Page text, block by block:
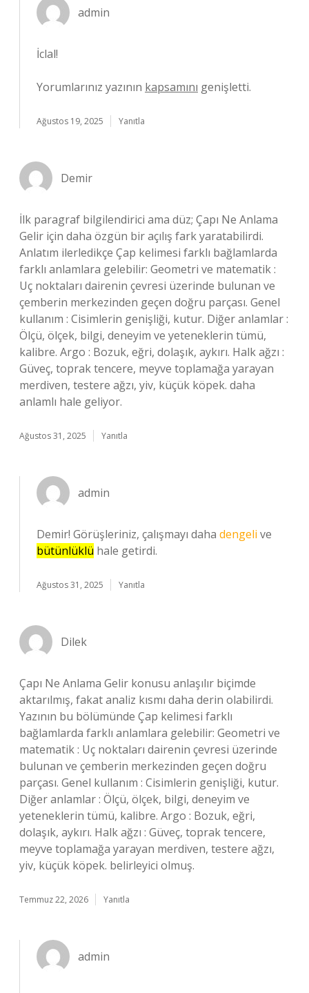
admin
İclal!
Yorumlarınız yazının kapsamını genişletti.
Ağustos 19, 2025 Yanıtla
Demir
İlk paragraf bilgilendirici ama düz; Çapı Ne Anlama
Gelir için daha özgün bir açılış fark yaratabilirdi.
Anlatım ilerledikçe Çap kelimesi farklı bağlamlarda
farklı anlamlara gelebilir: Geometri ve matematik :
Uç noktaları dairenin çevresi üzerinde bulunan ve
çemberin merkezinden geçen doğru parçası. Genel
kullanım : Cisimlerin genişliği, kutur. Diğer anlamlar :
Ölçü, ölçek, bilgi, deneyim ve yeteneklerin tümü,
kalibre. Argo : Bozuk, eğri, dolaşık, aykırı. Halk ağzı :
Güveç, toprak tencere, meyve toplamağa yarayan
merdiven, testere ağzı, yiv, küçük köpek. daha
anlamlı hale geliyor.
Ağustos 31, 2025 Yanıtla
admin
Demir! Görüşleriniz, çalışmayı daha dengeli ve
bütünlüklü hale getirdi.
Ağustos 31, 2025 Yanıtla
Dilek
Çapı Ne Anlama Gelir konusu anlaşılır biçimde
aktarılmış, fakat analiz kısmı daha derin olabilirdi.
Yazının bu bölümünde Çap kelimesi farklı
bağlamlarda farklı anlamlara gelebilir: Geometri ve
matematik : Uç noktaları dairenin çevresi üzerinde
bulunan ve çemberin merkezinden geçen doğru
parçası. Genel kullanım : Cisimlerin genişliği, kutur.
Diğer anlamlar : Ölçü, ölçek, bilgi, deneyim ve
yeteneklerin tümü, kalibre. Argo : Bozuk, eğri,
dolaşık, aykırı. Halk ağzı : Güveç, toprak tencere,
meyve toplamağa yarayan merdiven, testere ağzı,
yiv, küçük köpek. belirleyici olmuş.
Temmuz 22, 2026 Yanıtla
admin